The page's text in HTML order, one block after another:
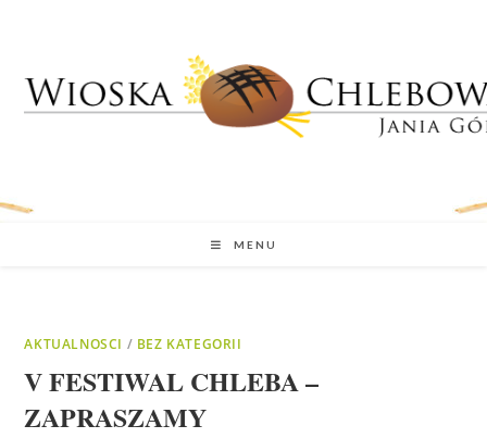
MENU
AKTUALNOSCI / BEZ KATEGORII
V FESTIWAL CHLEBA –
ZAPRASZAMY